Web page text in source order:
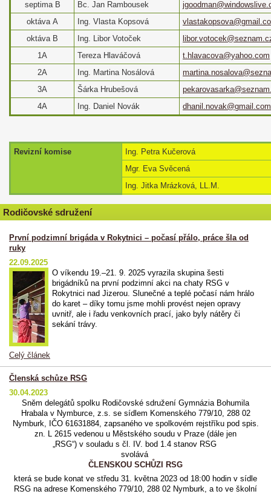
septimaB Bc. Jan Rambousek
oktáva A Ing. Vlasta Kopsová
oktáva B Ing. Libor Votoček
1A
Tereza Hlaváčová
t.hlavacova@yahoo.com
2A
Ing. Martina Nosálová
3A
Šárka Hrubešová
4A
Ing. Daniel Novák dhanil.novak@gmail.com
Revizní komise
Ing. Petra Kučerová
Mgr. Eva Svěcená
Ing. Jitka Mrázková, LL.M.
Rodičovské sdružení
První podzimní brigáda v Rokytnici – počasí přálo, práce šla od
ruky
22.09.2025
O víkendu 19.–21. 9. 2025 vyrazila skupina šesti
brigádníků na první podzimní akci na chaty RSG v
Rokytnici nad Jizerou. Slunečné a teplé počasí nám hrálo
do karet – díky tomu jsme mohli provést nejen opravy
uvnitř, ale i řadu venkovních prací, jako byly nátěry či
sekání trávy.
Celý článek
Členská schůze RSG
30.04.2023
Sněm delegátů spolku Rodičovské sdružení Gymnázia Bohumila
Hrabala v Nymburce, z.s. se sídlem Komenského 779/10, 288 02
Nymburk, IČO 61631884, zapsaného ve spolkovém rejstříku pod spis.
zn. L 2615 vedenou u Městského soudu v Praze (dále jen
„RSG“) v souladu s čl. IV. bod 1.4 stanov RSG
svolává
ČLENSKOU SCHŮZI RSG
která se bude konat ve středu 31. května 2023 od 18:00 hodin v sídle
RSG na adrese Komenského 779/10, 288 02 Nymburk, a to ve školní